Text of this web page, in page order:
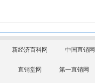
新经济百科网 中国直销网
直销堂网 第一直销网